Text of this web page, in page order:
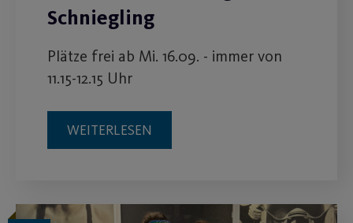
Schniegling
Plätze frei ab Mi. 16.09. - immer von
11.15-12.15 Uhr
WEITERLESEN